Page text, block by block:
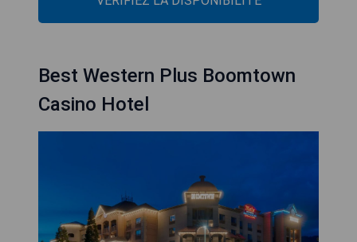
Best Western Plus Boomtown
Casino Hotel